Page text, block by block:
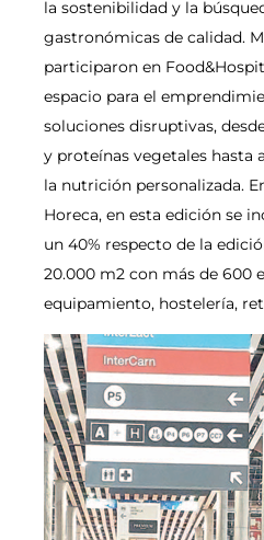
la sostenibilidad y la
gastronómicas de calidad.
participaron en
espacio para el
soluciones disruptivas,
y proteínas vegetales hasta
la nutrición personalizada.
Horeca, en esta edición se
un 40% respecto de la
20.000 m2 con más de 600
equipamiento, hostelería,